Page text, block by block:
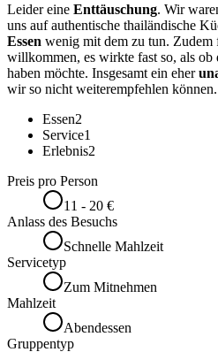
Leider eine Enttäuschung. Wir
uns auf authentische thailändische
Essen wenig mit dem zu tun.
willkommen, es wirkte fast so, als ob
haben möchte. Insgesamt ein eher
wir so nicht weiterempfehlen können.
Essen2
Service1
Erlebnis2
Preis pro Person
11 - 20 €
Anlass des Besuchs
Schnelle Mahlzeit
Servicetyp
Zum Mitnehmen
Mahlzeit
Abendessen
Gruppentyp